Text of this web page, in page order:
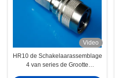
Video
HR10 de Schakelaarassemblage
4 van series de Grootte